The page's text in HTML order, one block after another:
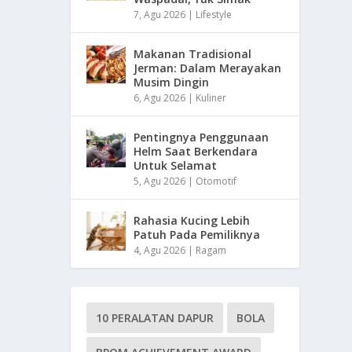
7, Agu 2026 | Lifestyle
Makanan Tradisional
Jerman: Dalam Merayakan
Musim Dingin
6, Agu 2026 | Kuliner
Pentingnya Penggunaan
Helm Saat Berkendara
Untuk Selamat
5, Agu 2026 | Otomotif
Rahasia Kucing Lebih
Patuh Pada Pemiliknya
4, Agu 2026 | Ragam
10 PERALATAN DAPUR BOLA